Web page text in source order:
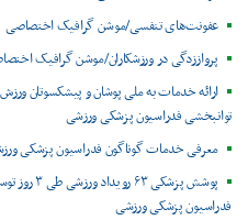
عفونت‌های تنفسی/موشن گرافیک اختصاصی
پرواززدگی در ورزشکاران/موشن گرافیک
ارائه خدمات به ملی پوشان و پیشکسوتان
توانبخشی فدراسیون پزشکی ورزشی
معرفی خدمات گوناگون فدراسیون پزشکی
پوشش پزشکی
فدراسیون پزشکی ورزشی